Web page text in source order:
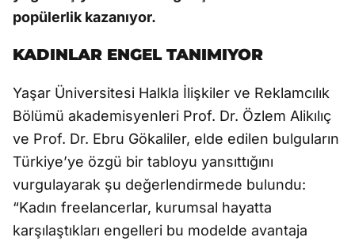
popülerlik kazanıyor.
KADINLAR ENGEL TANIMIYOR
Yaşar Üniversitesi Halkla İlişkiler ve Reklamcılık
Bölümü akademisyenleri Prof. Dr. Özlem Alikılıç
ve Prof. Dr. Ebru Gökaliler, elde edilen bulguların
Türkiye’ye özgü bir tabloyu yansıttığını
vurgulayarak şu değerlendirmede bulundu:
“Kadın freelancerlar, kurumsal hayatta
karşılaştıkları engelleri bu modelde avantaja